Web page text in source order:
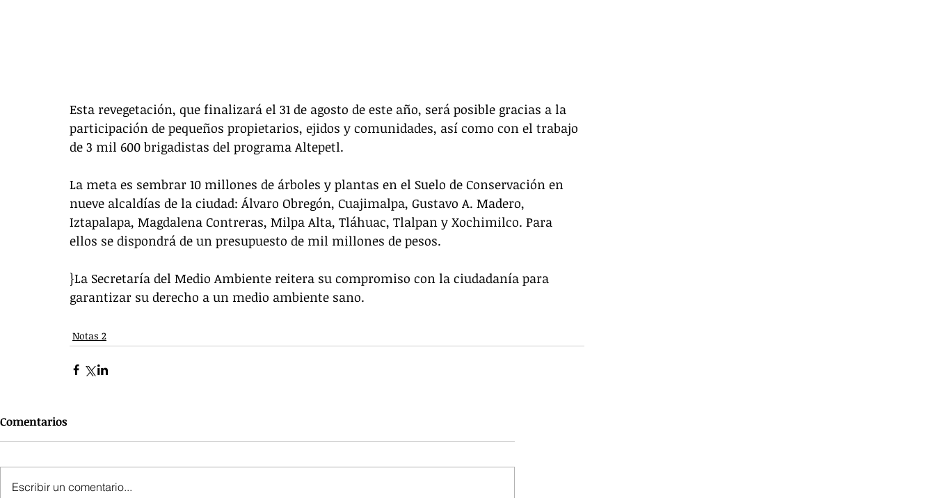
Esta revegetación, que finalizará el 31 de agosto de este año, será posible gracias a la
participación de pequeños propietarios, ejidos y comunidades, así como con el trabajo
de 3 mil 600 brigadistas del programa Altepetl.
La meta es sembrar 10 millones de árboles y plantas en el Suelo de Conservación en
nueve alcaldías de la ciudad: Álvaro Obregón, Cuajimalpa, Gustavo A. Madero,
Iztapalapa, Magdalena Contreras, Milpa Alta, Tláhuac, Tlalpan y Xochimilco. Para
ellos se dispondrá de un presupuesto de mil millones de pesos.
}La Secretaría del Medio Ambiente reitera su compromiso con la ciudadanía para
garantizar su derecho a un medio ambiente sano.
Notas 2
Comentarios
Escribir un comentario...